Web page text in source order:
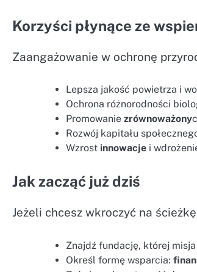
Korzyści płynące ze
Zaangażowanie w ochronę
Lepsza jakość powietrza i
Ochrona różnorodności
Promowanie zrównoważony
Rozwój kapitału
Wzrost innowacje i
Jak zacząć już dziś
Jeżeli chcesz wkroczyć na
Znajdź fundację, której
Określ formę wsparcia: